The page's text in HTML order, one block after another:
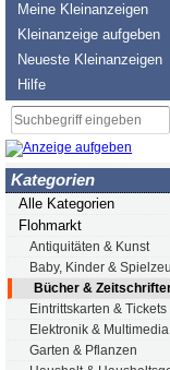
Meine Kleinanzeigen
Kleinanzeige aufgeben
Neueste Kleinanzeigen
Hilfe
Kategorien
Alle Kategorien
Flohmarkt
Antiquitäten & Kunst
Baby, Kinder &
Bücher &
Eintrittskarten & Tickets
Elektronik & Multimedia
Garten & Pflanzen